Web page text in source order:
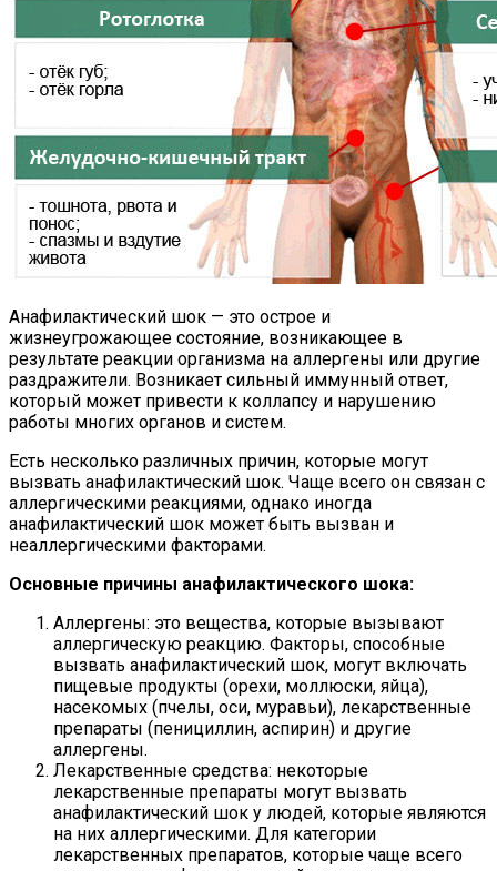
Анафилактический шок — это острое и
жизнеугрожающее состояние, возникающее в
результате реакции организма на аллергены или другие
раздражители. Возникает сильный иммунный ответ,
который может привести к коллапсу и нарушению
работы многих органов и систем.
Есть несколько различных причин, которые могут
вызвать анафилактический шок. Чаще всего он связан с
аллергическими реакциями, однако иногда
анафилактический шок может быть вызван и
неаллергическими факторами.
Основные причины анафилактического шока:
Аллергены: это вещества, которые вызывают
аллергическую реакцию. Факторы, способные
вызвать анафилактический шок, могут включать
пищевые продукты (орехи, моллюски, яйца),
насекомых (пчелы, оси, муравьи), лекарственные
препараты (пенициллин, аспирин) и другие
аллергены.
Лекарственные средства: некоторые
лекарственные препараты могут вызвать
анафилактический шок у людей, которые являются
на них аллергическими. Для категории
лекарственных препаратов, которые чаще всего